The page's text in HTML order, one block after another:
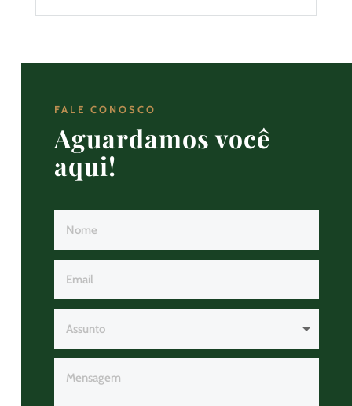
FALE CONOSCO
Aguardamos você
aqui!